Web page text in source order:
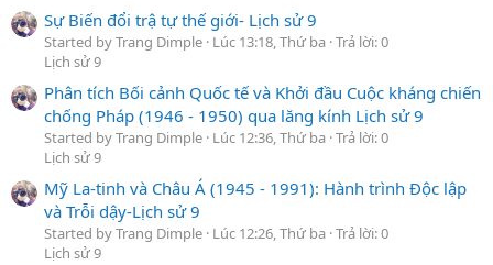
Sự Biến đổi trậ tự thế giới- Lịch sử 9
Started by Trang Dimple Lúc 13:18, Thứ ba Trả lời: 0
Lịch sử 9
Phân tích Bối cảnh Quốc tế và Khởi đầu Cuộc kháng chiến
chống Pháp (1946 - 1950) qua lăng kính Lịch sử 9
Started by Trang Dimple Lúc 12:36, Thứ ba Trả lời: 0
Lịch sử 9
Mỹ La-tinh và Châu Á (1945 - 1991): Hành trình Độc lập
và Trỗi dậy-Lịch sử 9
Started by Trang Dimple Lúc 12:26, Thứ ba Trả lời: 0
Lịch sử 9